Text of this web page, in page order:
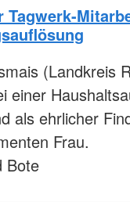
Tagwerk-
(Landkreis
einer
als ehrlicher
Frau.
Bote